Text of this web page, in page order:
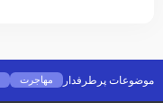
موضوعات پرطرفدار مهاجرت